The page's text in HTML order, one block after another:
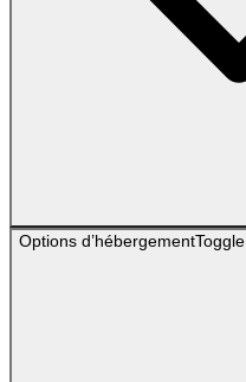
Options d’hébergementToggle